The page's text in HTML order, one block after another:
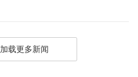
加载更多新闻